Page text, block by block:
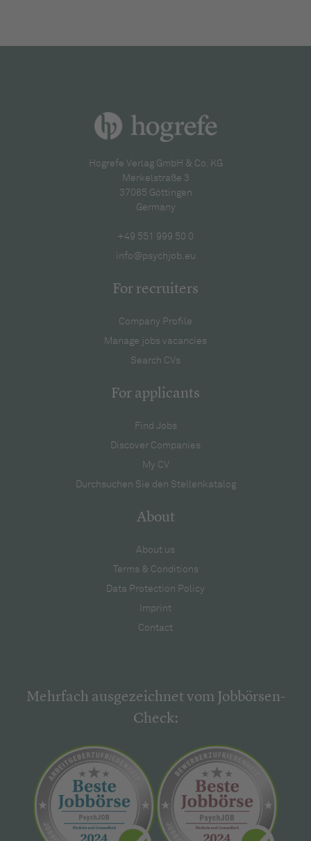
Hogrefe Verlag GmbH & Co. KG
Merkelstraße 3
37085 Göttingen
Germany
+49 551 999 50 0
info@psychjob.eu
For recruiters
Company Profile
Manage jobs vacancies
Search CVs
For applicants
Find Jobs
Discover Companies
My CV
Durchsuchen Sie den Stellenkatalog
About
About us
Terms & Conditions
Data Protection Policy
Imprint
Contact
Mehrfach ausgezeichnet vom Jobbörsen-
Check: